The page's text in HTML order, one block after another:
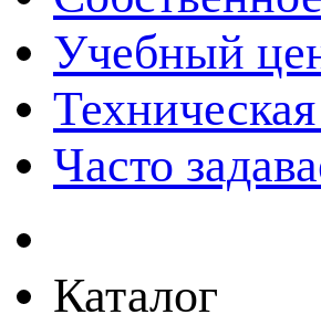
Учебный
Часто
Каталог